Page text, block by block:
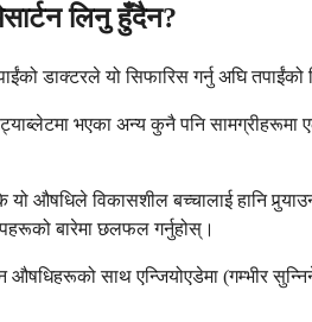
लिनु हुँदैन?
डाक्टरले यो सिफारिस गर्नु अघि
ट्याब्लेटमा भएका अन्य कुनै पनि
यो औषधिले विकासशील बच्चालाई हानि
बारेमा छलफल गर्नुहोस्।
औषधिहरूको साथ एन्जियोएडेमा (गम्भीर